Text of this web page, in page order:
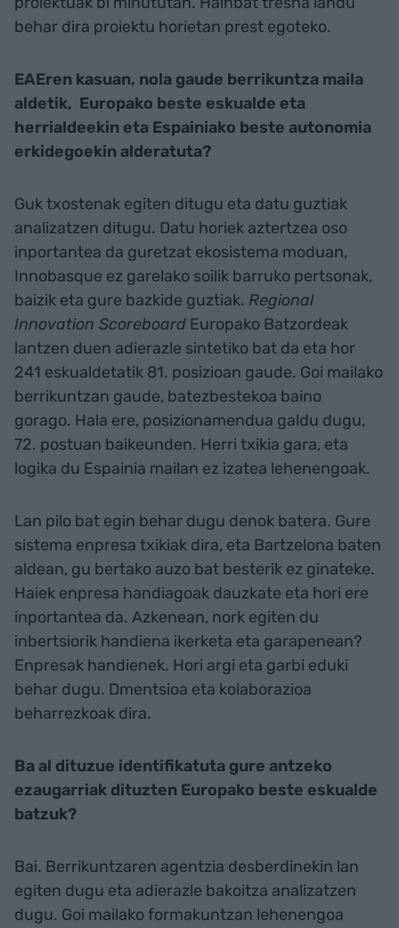
behar dira proiektu horietan prest egoteko.
EAEren kasuan, nola gaude berrikuntza maila
aldetik, Europako beste eskualde eta
herrialdeekin eta Espainiako beste autonomia
erkidegoekin alderatuta?
Guk txostenak egiten ditugu eta datu guztiak
analizatzen ditugu. Datu horiek aztertzea oso
inportantea da guretzat ekosistema moduan,
Innobasque ez garelako soilik barruko pertsonak,
baizik eta gure bazkide guztiak. Regional
Innovation Scoreboard Europako Batzordeak
lantzen duen adierazle sintetiko bat da eta hor
241 eskualdetatik 81. posizioan gaude. Goi mailako
berrikuntzan gaude, batezbestekoa baino
gorago. Hala ere, posizionamendua galdu dugu,
72. postuan baikeunden. Herri txikia gara, eta
logika du Espainia mailan ez izatea lehenengoak.
Lan pilo bat egin behar dugu denok batera. Gure
sistema enpresa txikiak dira, eta Bartzelona baten
aldean, gu bertako auzo bat besterik ez ginateke.
Haiek enpresa handiagoak dauzkate eta hori ere
inportantea da. Azkenean, nork egiten du
inbertsiorik handiena ikerketa eta garapenean?
Enpresak handienek. Hori argi eta garbi eduki
behar dugu. Dmentsioa eta kolaborazioa
beharrezkoak dira.
Ba al dituzue identifikatuta gure antzeko
ezaugarriak dituzten Europako beste eskualde
batzuk?
Bai. Berrikuntzaren agentzia desberdinekin lan
egiten dugu eta adierazle bakoitza analizatzen
dugu. Goi mailako formakuntzan lehenengoa